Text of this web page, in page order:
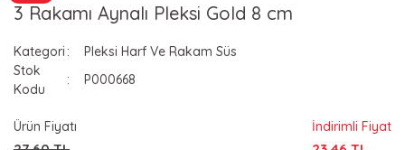
3 Rakamı Aynalı Pleksi Gold 8 cm
Kategori
Pleksi Harf Ve Rakam Süs
Stok
Kodu
P000668
Ürün Fiyatı İndirimli Fiyat